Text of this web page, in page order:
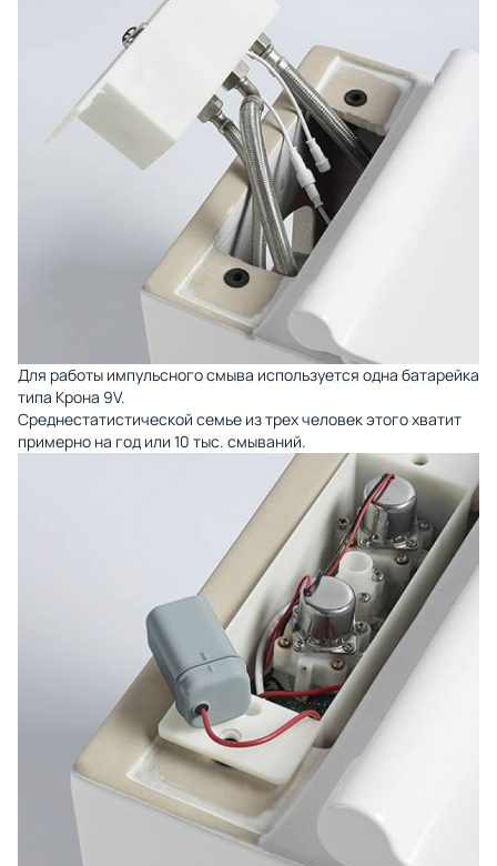
Для работы импульсного смыва используется одна батарейка
типа Крона 9V.
Среднестатистической семье из трех человек этого хватит
примерно на год или 10 тыс. смываний.